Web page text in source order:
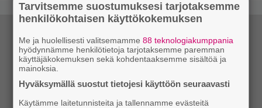
Tarvitsemme suostumuksesi tarjotaksemme
henkilökohtaisen käyttökokemuksen
Me ja huolellisesti valitsemamme88 teknologiakumppania
hyödynnämme henkilötietoja tarjotaksemme paremman
käyttäjäkokemuksen sekä kohdentaaksemme sisältöä ja
mainoksia.
Hyväksymällä suostut tietojesi käyttöön seuraavasti
Käytämme laitetunnisteita ja tallennamme evästeitä